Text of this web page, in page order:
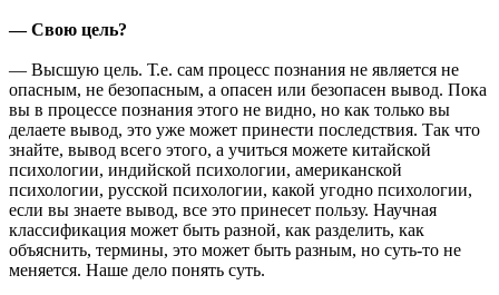
— Свою цель?
— Высшую цель. Т.е. сам процесс познания не является не
опасным, не безопасным, а опасен или безопасен вывод. Пока
вы в процессе познания этого не видно, но как только вы
делаете вывод, это уже может принести последствия. Так что
знайте, вывод всего этого, а учиться можете китайской
психологии, индийской психологии, американской
психологии, русской психологии, какой угодно психологии,
если вы знаете вывод, все это принесет пользу. Научная
классификация может быть разной, как разделить, как
объяснить, термины, это может быть разным, но суть-то не
меняется. Наше дело понять суть.